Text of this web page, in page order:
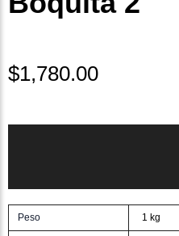
$1,780.00
Peso 1 kg